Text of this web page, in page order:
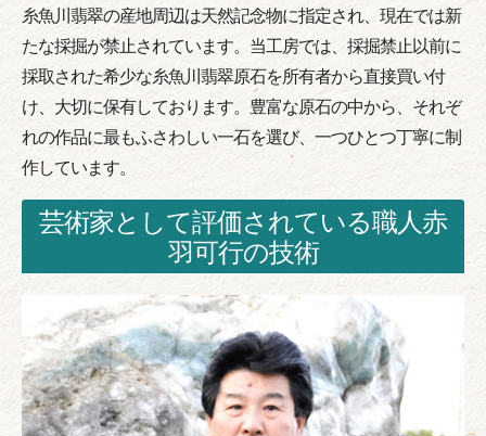
糸魚川翡翠の産地周辺は天然記念物に指定され、現在では新
たな採掘が禁止されています。当工房では、採掘禁止以前に
採取された希少な糸魚川翡翠原石を所有者から直接買い付
け、大切に保有しております。豊富な原石の中から、それぞ
れの作品に最もふさわしい一石を選び、一つひとつ丁寧に制
作しています。
芸術家として評価されている職人赤
羽可行の技術